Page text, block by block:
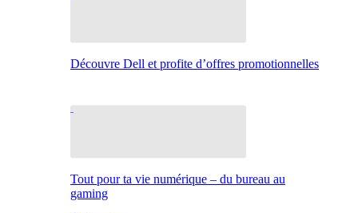
Découvre Dell et profite d’offres promotionnelles
Tout pour ta vie numérique – du bureau au
gaming